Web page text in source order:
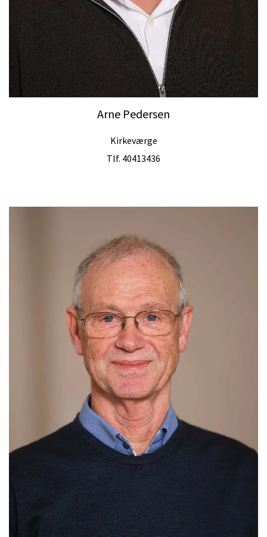
Arne Pedersen
Kirkeværge
Tlf. 40413436